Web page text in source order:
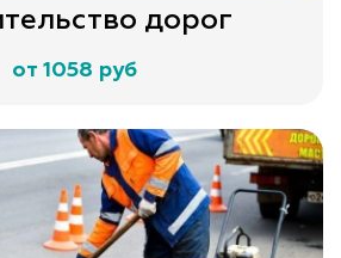
дорог
от 1058 руб